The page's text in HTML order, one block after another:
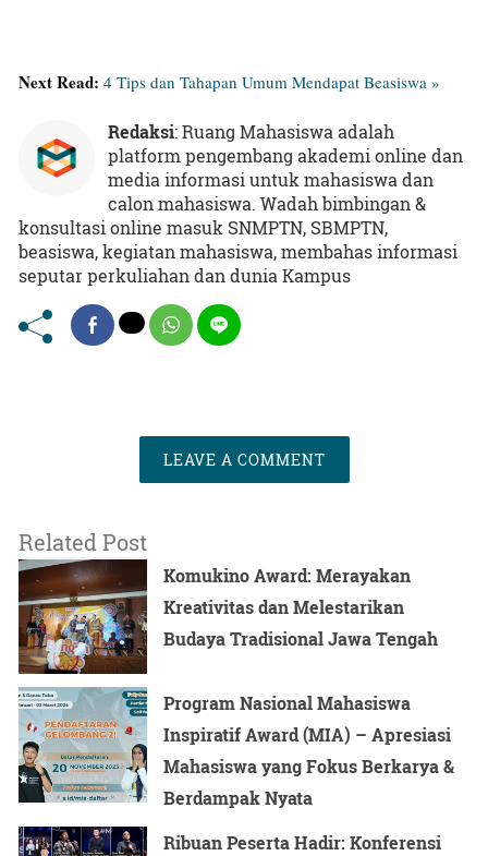
Next Read: 4 Tips dan Tahapan Umum Mendapat Beasiswa »
Redaksi: Ruang Mahasiswa adalah
platform pengembang akademi online dan
media informasi untuk mahasiswa dan
calon mahasiswa. Wadah bimbingan &
konsultasi online masuk SNMPTN, SBMPTN,
beasiswa, kegiatan mahasiswa, membahas informasi
seputar perkuliahan dan dunia Kampus
LEAVE A COMMENT
Related Post
Komukino Award: Merayakan
Kreativitas dan Melestarikan
Budaya Tradisional Jawa Tengah
Program Nasional Mahasiswa
Inspiratif Award (MIA) – Apresiasi
Mahasiswa yang Fokus Berkarya &
Berdampak Nyata
Ribuan Peserta Hadir: Konferensi